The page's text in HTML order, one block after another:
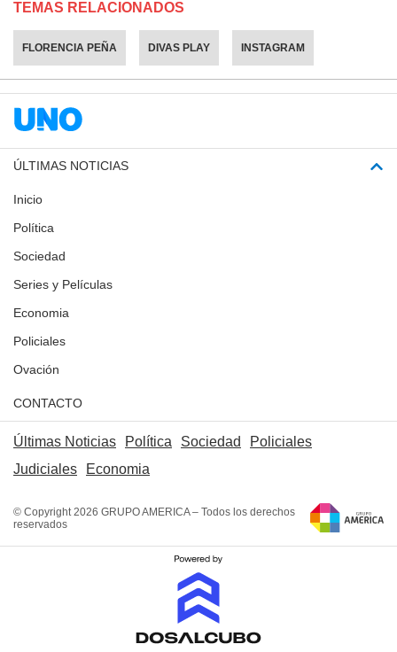
TEMAS RELACIONADOS
FLORENCIA PEÑA DIVAS PLAY INSTAGRAM
ÚLTIMAS NOTICIAS
Inicio
Política
Sociedad
Series y Películas
Economia
Policiales
Ovación
CONTACTO
Últimas Noticias Política Sociedad
Policiales
Judiciales
Economia
© Copyright 2026 GRUPO AMERICA – Todos los derechos
reservados